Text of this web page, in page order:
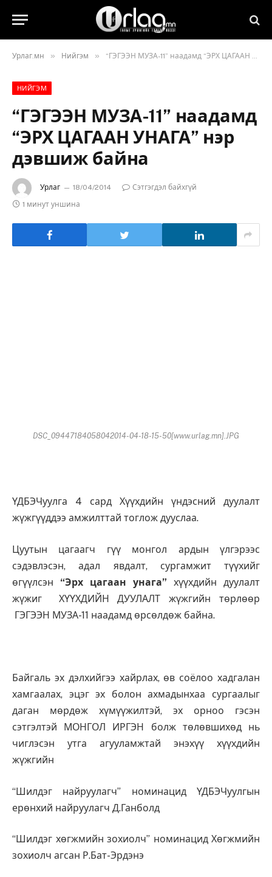
Урлаг.мн » Нийгэм » “ГЭГЭЭН МУЗА-11” наадамд “ЭРХ ЦАГААН УНАГА” нэр дэвшиж байна
НИЙГЭМ
“ГЭГЭЭН МУЗА-11” наадамд
“ЭРХ ЦАГААН УНАГА” нэр
дэвшиж байна
Урлаг 18/04/2014
Сэтгэгдэл байхгүй
1 минут уншина
DSC_09447184058042014-04-18-15-50[www.urlag.mn].JPG
ҮДБЭЧуулга 4 сард Хүүхдийн үндэсний дуулалт
жүжгүүддээ амжилттай тоглож дууслаа.
Цуутын цагаагч гүү монгол ардын үлгэрээс
сэдэвлэсэн, адал явдалт, сургамжит түүхийг
өгүүлсэн “Эрх цагаан унага” хүүхдийн дуулалт
жүжиг ХҮҮХДИЙН ДУУЛАЛТ жүжгийн төрлөөр
ГЭГЭЭН МУЗА-11 наадамд өрсөлдөж байна.
Байгаль эх дэлхийгээ хайрлах, өв соёлоо хадгалан
хамгаалах, эцэг эх болон ахмадынхаа сургаалыг
даган мөрдөж хүмүүжилтэй, эх орноо гэсэн
сэтгэлтэй МОНГОЛ ИРГЭН болж төлөвшихөд нь
чиглэсэн утга агууламжтай энэхүү хүүхдийн
жүжгийн
“Шилдэг найруулагч” номинацид ҮДБЭЧуулгын
ерөнхий найруулагч Д.Ганболд
“Шилдэг хөгжмийн зохиолч” номинацид Хөгжмийн
зохиолч агсан Р.Бат-Эрдэнэ